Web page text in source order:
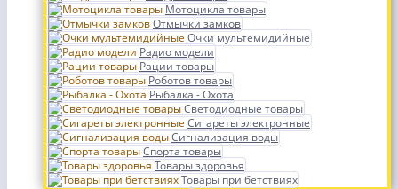
Мотоцикла товары
Отмычки замков
Очки мультемидийные
Радио модели
Рации товары
Роботов товары
Рыбалка - Охота
Светодиодные товары
Сигареты электронные
Сигнализация воды
Спорта товары
Товары здоровья
Товары при бетствиях